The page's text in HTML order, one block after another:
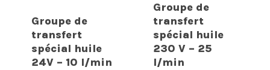
Groupe de
transfert
spécial huile
24V – 10 l/min
Groupe de
transfert
spécial huile
230 V – 25
l/min